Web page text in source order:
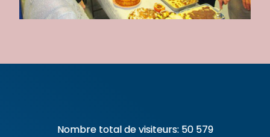
Nombre total de visiteurs: 50 579